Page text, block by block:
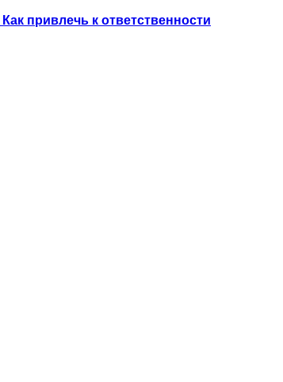
Как привлечь к ответственности